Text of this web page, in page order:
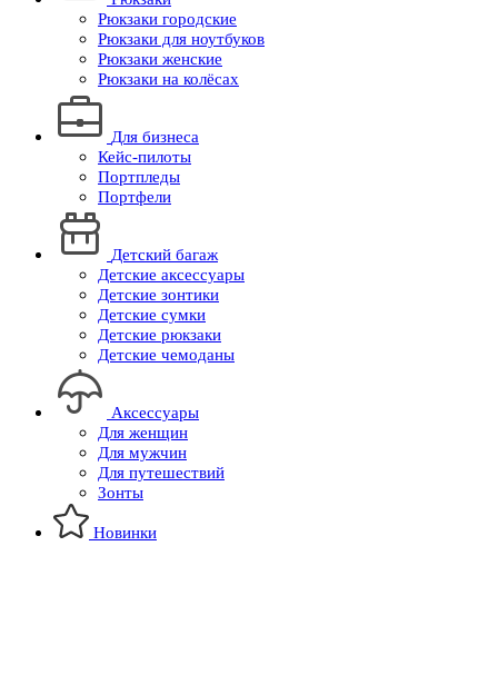
Рюкзаки городские
Рюкзаки для ноутбуков
Рюкзаки женские
Рюкзаки на колёсах
Для бизнеса
Кейс-пилоты
Портпледы
Портфели
Детский багаж
Детские аксессуары
Детские зонтики
Детские сумки
Детские рюкзаки
Детские чемоданы
Аксессуары
Для женщин
Для мужчин
Для путешествий
Зонты
Новинки